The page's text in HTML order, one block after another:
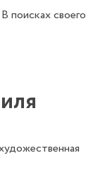
В поисках своего